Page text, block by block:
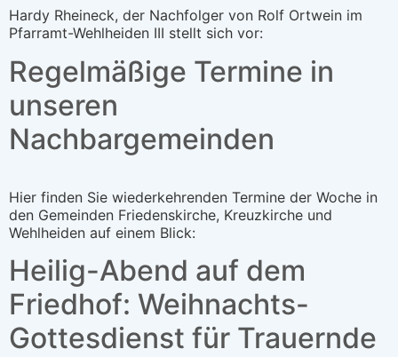
Hardy Rheineck, der Nachfolger von Rolf Ortwein im
Pfarramt-Wehlheiden III stellt sich vor:
Regelmäßige Termine in
unseren
Nachbargemeinden
Hier finden Sie wiederkehrenden Termine der Woche in
den Gemeinden Friedenskirche, Kreuzkirche und
Wehlheiden auf einem Blick:
Heilig-Abend auf dem
Friedhof: Weihnachts-
Gottesdienst für Trauernde